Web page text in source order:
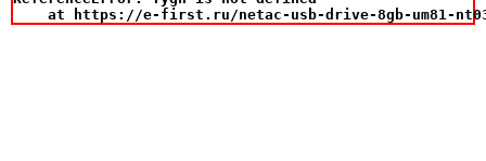
at https://e-first.ru/netac-usb-drive-8gb-um81-